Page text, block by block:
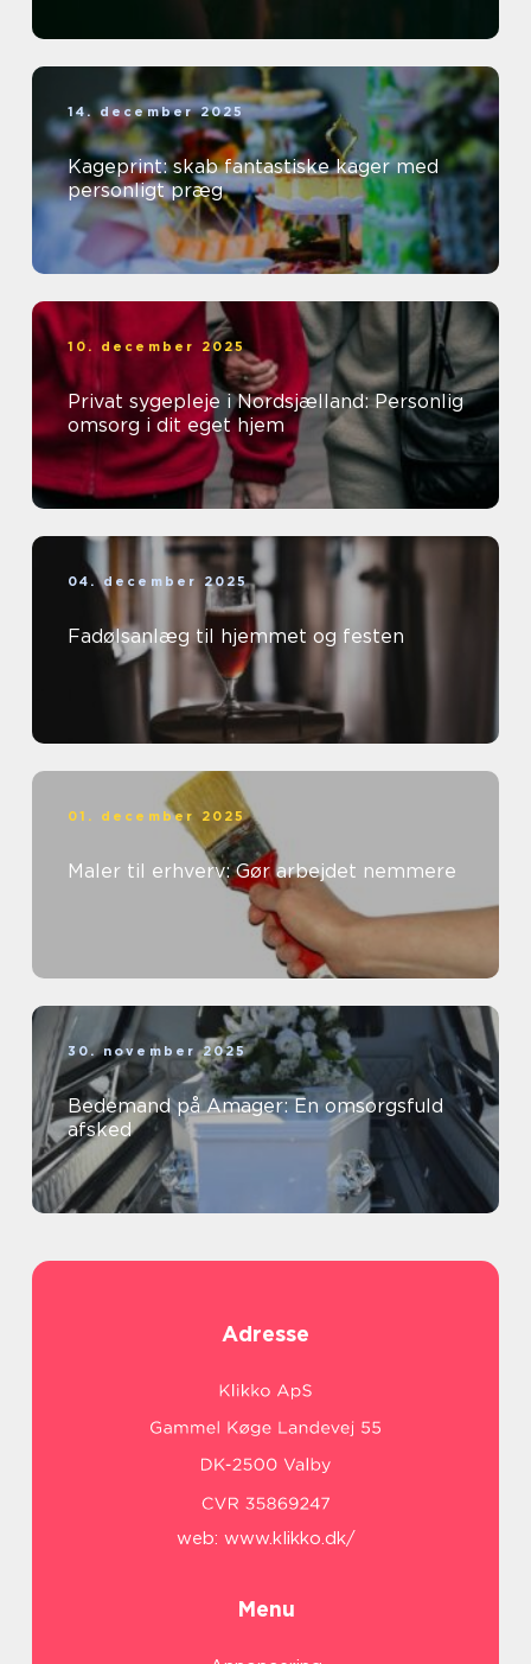
14. december 2025
Kageprint: skab fantastiske kager med
personligt præg
10. december 2025
Privat sygepleje i Nordsjælland: Personlig
omsorg i dit eget hjem
04. december 2025
Fadølsanlæg til hjemmet og festen
01. december 2025
Maler til erhverv: Gør arbejdet nemmere
30. november 2025
Bedemand på Amager: En omsorgsfuld
afsked
Adresse
web: www.klikko.dk/
Menu